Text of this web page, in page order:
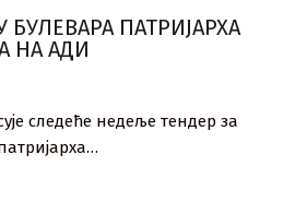
БУЛЕВАРА ПАТРИЈАРХА
НА АДИ
следеће недеље тендер за